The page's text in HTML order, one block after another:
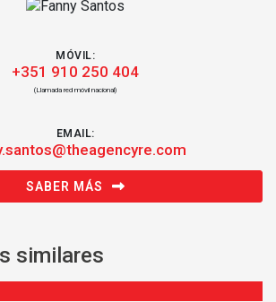
MÓVIL:
+351 910 250 404
(Llamada red móvil nacional)
EMAIL:
SABER MÁS
similares